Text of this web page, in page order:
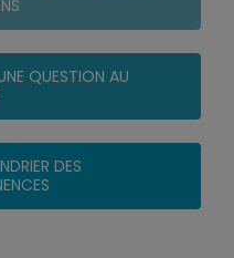
QUESTION AU
DES